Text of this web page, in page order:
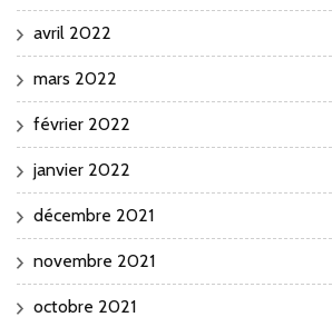
avril 2022
mars 2022
février 2022
janvier 2022
décembre 2021
novembre 2021
octobre 2021